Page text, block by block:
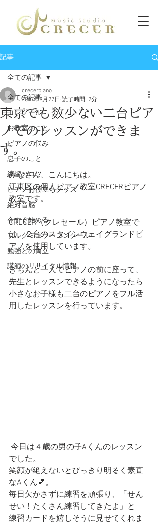
記事
全ての記事
コンクール
お教室のこと
ピアノの悩み
息子のこと
練習のコツ
ピアノお役立ちグッズ
絶対音感
今すぐ始める
ブルグミュラーコンクール
勉強との両立
講師のリサイタル情報
全ての記事
東京でも数少ない二台ピア
ノでのレッスンができま
す。
crecerpiano
2017年9月27日 読了時間: 2分
みなさん、こんにちは。
江東区の個人ピアノ教室CRECERピアノ
教室です。
CRECER（クレセール）ピアノ教室で
は、２台のスタインウェイグランドピ
アノを使用しています。
きちんと一人でピアノの前に座って、
先生とレッスンできるようになったら
小さなお子様も二台のピアノをフル活
用したレッスンを行っています。
でした。
笑顔が絶えないとびっきり明るく素直
なAくん💕。
毎日欠かさずに練習を頑張り、「せん
せい！たくさん練習してきたよ」と
練習カードを嬉しそうに見せてくれま